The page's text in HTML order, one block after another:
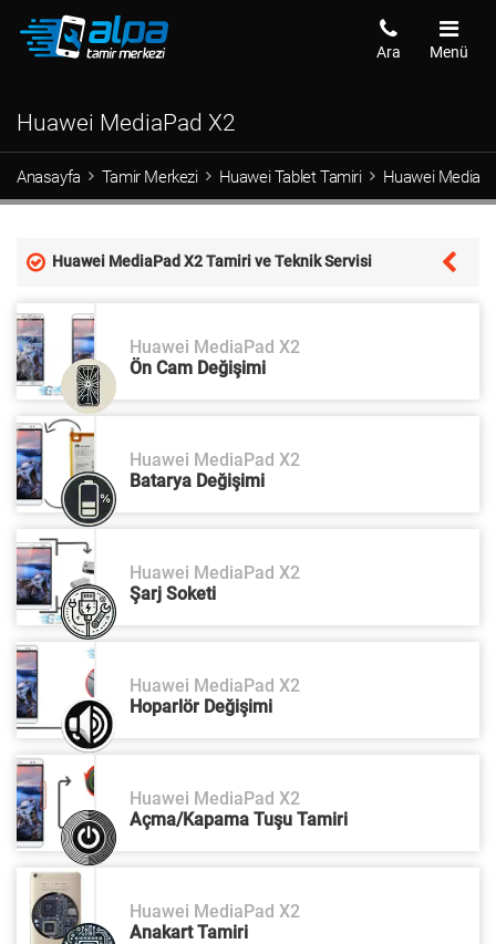
Menü
Ara
Huawei MediaPad X2
Anasayfa Tamir Merkezi Huawei Tablet Tamiri Huawei
Huawei MediaPad X2 Tamiri ve Teknik Servisi
Huawei MediaPad X2
Ön Cam Değişimi
Huawei MediaPad X2
Batarya Değişimi
Huawei MediaPad X2
Şarj Soketi
Huawei MediaPad X2
Hoparlör Değişimi
Huawei MediaPad X2
Açma/Kapama Tuşu Tamiri
Huawei MediaPad X2
Anakart Tamiri